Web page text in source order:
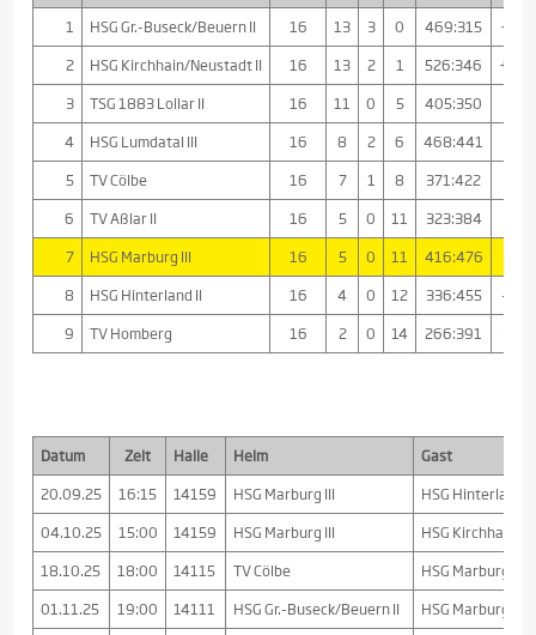
1
HSG Gr.-Buseck/Beuern II 16 13 3 0 469:315
+154
2
HSG Kirchhain/Neustadt II 16 13 2 1 526:346
+180
3
TSG 1883 Lollar II 16 11 0 5 405:350
4
HSG Lumdatal III 16 8 2 6 468:441
5
TV Cölbe 16 7 1 8 371:422
6
TV Aßlar II 16 5 0 11 323:384
7
HSG Marburg III 16 5 0 11 416:476
8
HSG Hinterland II 16 4 0 12 336:455
-119
9
TV Homberg 16 2 0 14 266:391
Datum Zeit Halle Heim
Gast
20.09.25
16:15 14159 HSG Marburg III
HSG Hinterland II
04.10.25
15:00 14159 HSG Marburg III
HSG Kirchhain/
18.10.25
18:00 14115 TV Cölbe
HSG Marburg III
01.11.25
19:00 14111 HSG Gr.-Buseck/Beuern II
HSG Marburg III